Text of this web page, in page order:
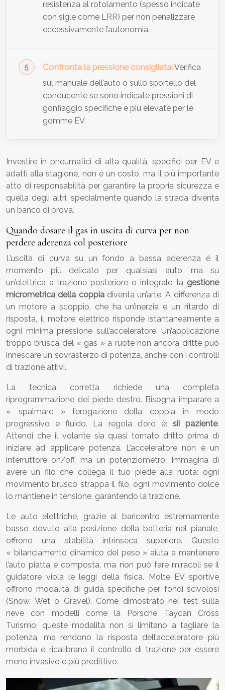
resistenza al rotolamento (spesso indicate
con sigle come LRR) per non penalizzare
eccessivamente l’autonomia.
Confronta la pressione consigliata:Verifica
sul manuale dell’auto o sullo sportello del
conducente se sono indicate pressioni di
gonfiaggio specifiche e più elevate per le
gomme EV.
Investire in pneumatici di alta qualità, specifici per EV e
adatti alla stagione, non è un costo, ma il più importante
atto di responsabilità per garantire la propria sicurezza e
quella degli altri, specialmente quando la strada diventa
un banco di prova.
Quando dosare il gas in uscita di curva per non
perdere aderenza col posteriore
L’uscita di curva su un fondo a bassa aderenza è il
momento più delicato per qualsiasi auto, ma su
un’elettrica a trazione posteriore o integrale, la gestione
micrometrica della coppiadiventa un’arte. A differenza di
un motore a scoppio, che ha un’inerzia e un ritardo di
risposta, il motore elettrico risponde istantaneamente a
ogni minima pressione sull’acceleratore. Un’applicazione
troppo brusca del « gas » a ruote non ancora dritte può
innescare un sovrasterzo di potenza, anche con i controlli
di trazione attivi.
La tecnica corretta richiede una completa
riprogrammazione del piede destro. Bisogna imparare a
« spalmare » l’erogazione della coppia in modo
progressivo e fluido. La regola d’oro è: sii paziente.
Attendi che il volante sia quasi tornato dritto prima di
iniziare ad applicare potenza. L’acceleratore non è un
interruttore on/off, ma un potenziometro. Immagina di
avere un filo che collega il tuo piede alla ruota: ogni
movimento brusco strappa il filo, ogni movimento dolce
lo mantiene in tensione, garantendo la trazione.
Le auto elettriche, grazie al baricentro estremamente
basso dovuto alla posizione della batteria nel pianale,
offrono una stabilità intrinseca superiore. Questo
« bilanciamento dinamico del peso » aiuta a mantenere
l’auto piatta e composta, ma non può fare miracoli se il
guidatore viola le leggi della fisica. Molte EV sportive
offrono modalità di guida specifiche per fondi scivolosi
(Snow, Wet o Gravel). Come dimostrato nei test sulla
neve con modelli come la Porsche Taycan Cross
Turismo, queste modalità non si limitano a tagliare la
potenza, ma rendono la risposta dell’acceleratore più
morbida e ricalibrano il controllo di trazione per essere
meno invasivo e più predittivo.